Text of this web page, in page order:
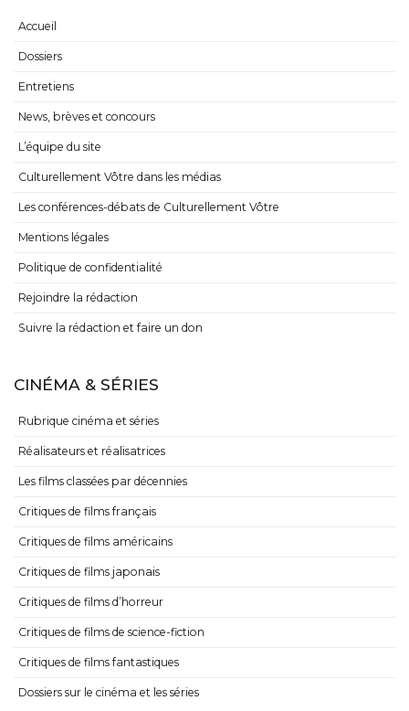
Accueil
Dossiers
Entretiens
News, brèves et concours
L’équipe du site
Culturellement Vôtre dans les médias
Les conférences-débats de Culturellement Vôtre
Mentions légales
Politique de confidentialité
Rejoindre la rédaction
Suivre la rédaction et faire un don
CINÉMA & SÉRIES
Rubrique cinéma et séries
Réalisateurs et réalisatrices
Les films classées par décennies
Critiques de films français
Critiques de films américains
Critiques de films japonais
Critiques de films d’horreur
Critiques de films de science-fiction
Critiques de films fantastiques
Dossiers sur le cinéma et les séries